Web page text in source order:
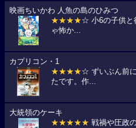
映画ちいかわ 人魚の島のひみつ
★★★★☆ 小6の子供と
ゃ怖か...
カプリコン・1
★★★★☆ ずいぶん前
たです。作...
大統領のケーキ
★★★★★ 戦禍や圧政